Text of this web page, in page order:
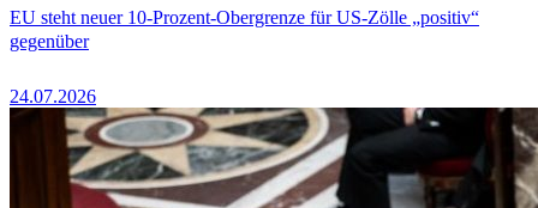
EU steht neuer 10-Prozent-Obergrenze für US-Zölle „positiv“
gegenüber
24.07.2026